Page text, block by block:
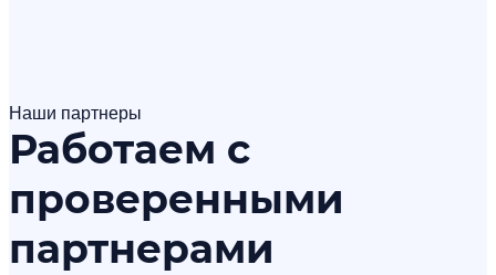
Наши партнеры
Работаем с
проверенными
партнерами